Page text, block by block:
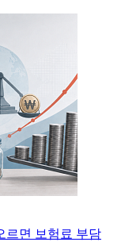
르면 보험료 부담